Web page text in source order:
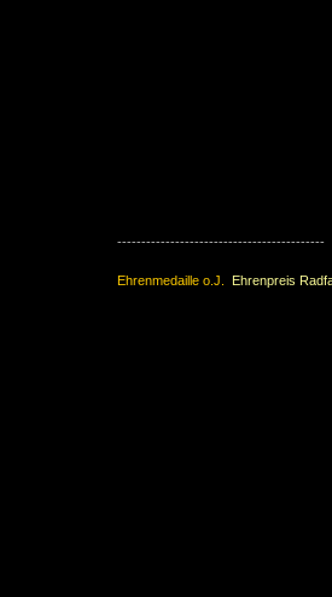
-------------------------------------------
Ehrenmedaille o.J. Ehrenpreis